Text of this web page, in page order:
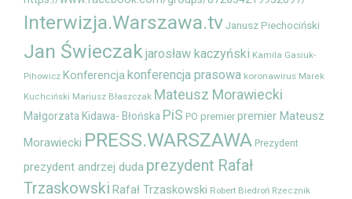
Interwizja.Warszawa.tv Janusz Piechociński
Jan Świeczakjarosław kaczyński Kamila Gasiuk-
Pihowicz Konferencjakonferencja prasowa koronawirus Marek
Kuchciński Mariusz Błaszczak Mateusz Morawiecki
Małgorzata Kidawa- Błońska PiS PO premier premier Mateusz
Morawiecki PRESS.WARSZAWA Prezydent
prezydent andrzej duda prezydent Rafał
Trzaskowski Rafał Trzaskowski Robert Biedroń Rzecznik